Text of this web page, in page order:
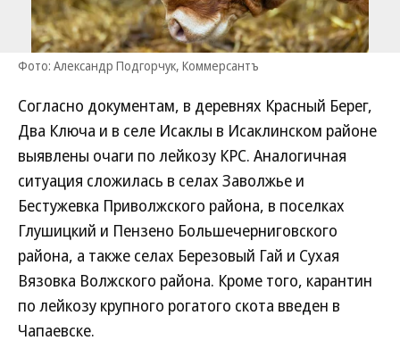
Фото: Александр Подгорчук, Коммерсантъ
Согласно документам, в деревнях Красный Берег,
Два Ключа и в селе Исаклы в Исаклинском районе
выявлены очаги по лейкозу КРС. Аналогичная
ситуация сложилась в селах Заволжье и
Бестужевка Приволжского района, в поселках
Глушицкий и Пензено Большечерниговского
района, а также селах Березовый Гай и Сухая
Вязовка Волжского района. Кроме того, карантин
по лейкозу крупного рогатого скота введен в
Чапаевске.